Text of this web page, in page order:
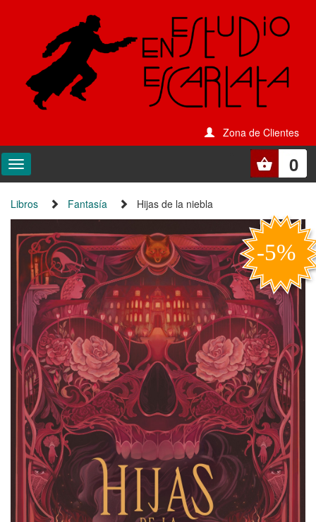
Zona de Clientes
0
Libros Fantasía Hijas de la niebla